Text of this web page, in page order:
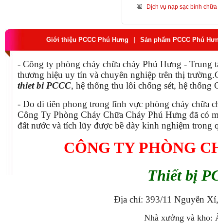
Dịch vụ nạp sạc bình
Giới thiệu PCCC Phú Hưng Sản phẩm PCCC Phú
- Công ty phòng cháy chữa cháy Phú Hưng - Trung
thương hiệu uy tín và chuyên nghiệp trên thị
thiet bi PCCC, hệ thống thu lôi chống sét, hệ thống
- Do đi tiên phong trong lĩnh vực phòng cháy chữa
Công Ty Phòng Cháy Chữa Cháy Phú Hưng đã có
đất nước và tích lũy được bề dày kinh nghiệm trong
CÔNG TY PHÒNG
Thiết bị
Địa chỉ: 393/11 Nguyễn
Nhà xưởng và kho: